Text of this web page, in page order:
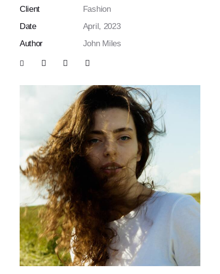
Client
Fashion
Date
April, 2023
Author
John Miles